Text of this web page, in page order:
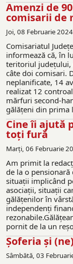
Amenzi de
comisarii de
Joi, 08 Februarie
Comisariatul
informează că, în
teritoriul județului,
câte doi comisari.
neplanificate, 14
realizat 12
mărfuri second-
gălățeni din prima
Cine îi ajută
toți fură
Marți, 06 Februarie
Am primit la
de la o
situații implicând
asociații, situații
gălățenilor în
independenți
pornit de la un
Șoferia și
Sâmbătă, 03